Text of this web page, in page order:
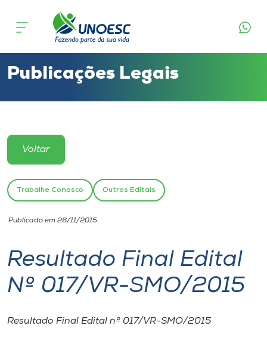
Cursos
Atendimento ao Estudante
Portal de Ensino
Unoesc
Internacionalização
I.nova
Publicações Legais
Voltar
Trabalhe Conosco Outros Editais
Publicado em 26/11/2015
Resultado Final Edital
Nº 017/VR-SMO/2015
Resultado Final Edital nº 017/VR-SMO/2015